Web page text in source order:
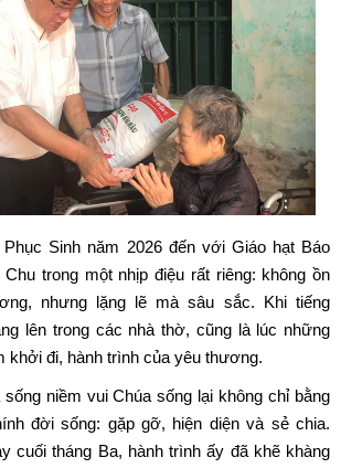
Sinh năm 2026 đến với Giáo hạt Báo
trong một nhịp điệu rất riêng: không ồn
nhưng lặng lẽ mà sâu sắc. Khi tiếng
lên trong các nhà thờ, cũng là lúc những
khởi đi, hành trình của yêu thương.
niềm vui Chúa sống lại không chỉ bằng
đời sống: gặp gỡ, hiện diện và sẻ chia.
cuối tháng Ba, hành trình ấy đã khẽ khàng